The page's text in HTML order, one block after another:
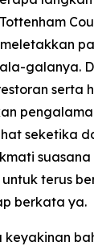
galanya.
serta
seketika
suasana
terus
berkata ya.
keyakinan